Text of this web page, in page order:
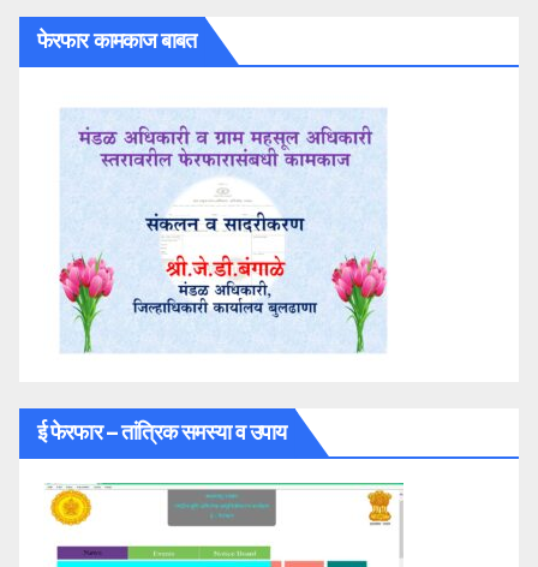
फेरफार कामकाज बाबत
ई फेरफार – तांत्रिक समस्या व उपाय